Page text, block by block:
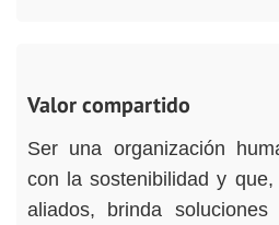
Valor compartido
Ser una organización
con la sostenibilidad y
aliados, brinda